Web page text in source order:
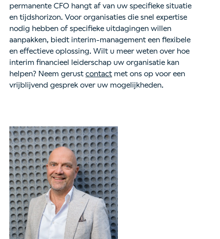
permanente CFO hangt af van uw specifieke situatie
en tijdshorizon. Voor organisaties die snel expertise
nodig hebben of specifieke uitdagingen willen
aanpakken, biedt interim-management een flexibele
en effectieve oplossing. Wilt u meer weten over hoe
interim financieel leiderschap uw organisatie kan
helpen? Neem gerustcontact met ons op voor een
vrijblijvend gesprek over uw mogelijkheden.